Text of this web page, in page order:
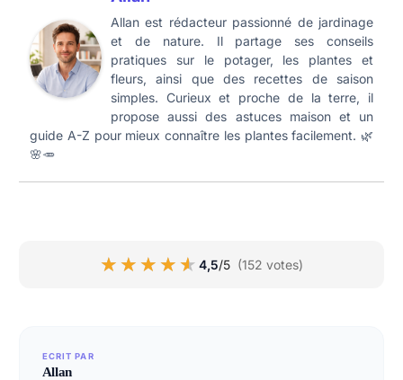
Allan est rédacteur passionné de jardinage
et de nature. Il partage ses conseils
pratiques sur le potager, les plantes et
fleurs, ainsi que des recettes de saison
simples. Curieux et proche de la terre, il
propose aussi des astuces maison et un
guide A-Z pour mieux connaître les plantes facilement. 🌿
🌸🥕
★★★★★
★★★★★ 4,5/5 (152 votes)
ECRIT PAR
Allan